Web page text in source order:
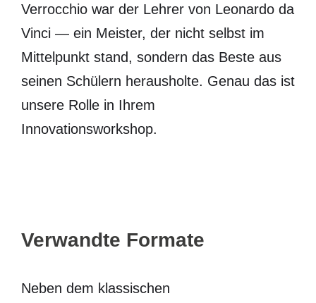
Verrocchio war der Lehrer von Leonardo da
Vinci — ein Meister, der nicht selbst im
Mittelpunkt stand, sondern das Beste aus
seinen Schülern herausholte. Genau das ist
unsere Rolle in Ihrem
Innovationsworkshop.
Verwandte Formate
Neben dem klassischen